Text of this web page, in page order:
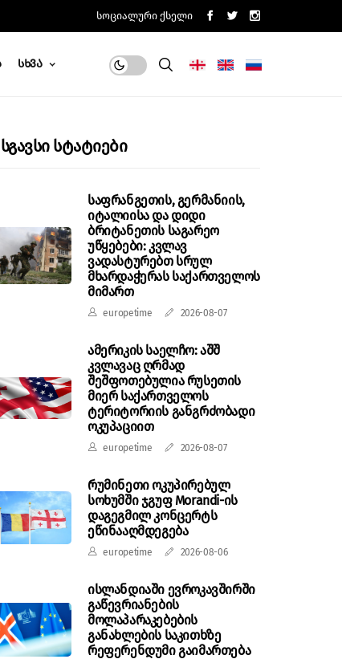
Სოციალური Ქსელი
Სხვა
Სტატიები
საფრანგეთის, გერმანიის,
იტალიისა და დიდი
ბრიტანეთის საგარეო
უწყებები: კვლავ
ვადასტურებთ სრულ
მხარდაჭერას საქართველოს
მიმართ
europetime 2026-08-07
ამერიკის საელჩო: აშშ
კვლავაც ღრმად
შეშფოთებულია რუსეთის
მიერ საქართველოს
ტერიტორიის განგრძობადი
ოკუპაციით
europetime 2026-08-07
რუმინეთი ოკუპირებულ
სოხუმში ჯგუფ Morandi-ის
დაგეგმილ კონცერტს
ეწინააღმდეგება
europetime 2026-08-06
ისლანდიაში ევროკავშირში
გაწევრიანების
მოლაპარაკებების
განახლების საკითხზე
რეფერენდუმი გაიმართება